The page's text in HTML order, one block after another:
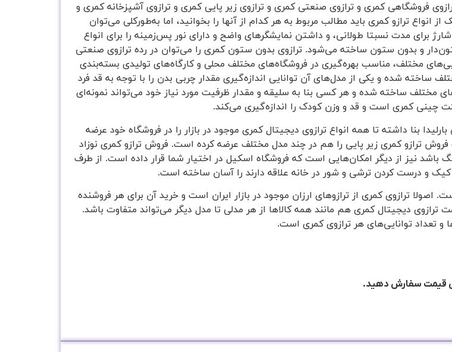
فروشگاهی کمری و ترازوی صنعتی کمری و ترازوی زیر پایی کمری و ترازوی آشپزخانه کمری و
ترازو کمری باید مطالب مربوط به هر کدام از آنها را بخوانید، اما به‌طور‌کلی می‌توان
برای مدت نسبتا طولانی، و داشتن نمایشگرهای واضح و دارای نور پس‌زمینه را برای انواع
و بدون ستون ساخته می‌شود. ترازوی بدون ستون کمری را می‌توان در رده ترازوی صنعتی
مختلف، مناسب بهره‌گیری در فروشگاه‌های مختلف محلی و کارگاه‌های تولیدی بسته‌بندی
ساخته شده و یکی از مدل‌های آن توانایی اندازه‌گیری مقدار چربی بدن را با توجه به قد فرد
مختلف ساخته شده و هر کسی بنا به سلیقه و مقدار ظرفیت مورد نیاز خود می‌تواند نمونه‌ای
چینی کمری است و قد و وزن کودک را اندازه‌گیری می‌کند.
بنا داشته تا همه انواع ترازوی دیجیتال کمری موجود در بازار را در فروشگاه خود عرضه
ترازو کمری زیر پایی را هم در چند مدل مختلف عرضه کرده است. فروش ترازو کمری نوزاد
نیز از دیگر امکان‌هایی است که فروشگاه اسکیل در اختیار شما قرار داده است. از طرف
و درست کردن ترشی و شور در خانه علاقه دارند را آسان ساخته است.
اصولا ترازوی کمری از ترازوهای ارزان موجود در بازار ایران است و خرید آن برای هر فروشنده
دیجیتال کمری هم مانند همه کالاها از هر مدلی تا مدل دیگر می‌تواند متفاوت باشد.
و تعداد توانایی‌های هر ترازوی کمری است.
قیمت سفارش دهید.